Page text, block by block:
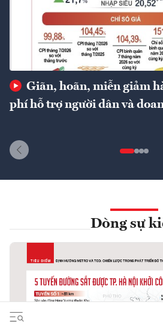
Giãn, hoãn, miễn giảm
phí hỗ trợ người dân và
Dòng sự